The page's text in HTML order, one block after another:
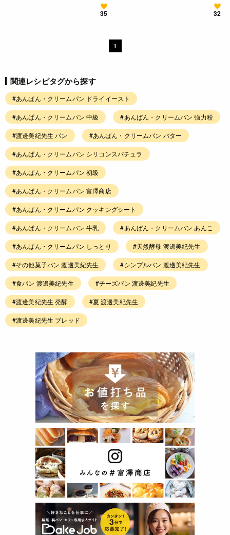
35 32
1
関連レシピタグから探す
#あんぱん・クリームパン ドライイースト
#あんぱん・クリームパン 中級 #あんぱん・クリームパン 強力粉
#渡邊美紀先生 パン #あんぱん・クリームパン バター
#あんぱん・クリームパン シリコンスパチュラ
#あんぱん・クリームパン 初級
#あんぱん・クリームパン 富澤商店
#あんぱん・クリームパン クッキングシート
#あんぱん・クリームパン 牛乳 #あんぱん・クリームパン あんこ
#あんぱん・クリームパン しっとり #天然酵母 渡邊美紀先生
#その他菓子パン 渡邊美紀先生 #シンプルパン 渡邊美紀先生
#食パン 渡邊美紀先生 #チーズパン 渡邊美紀先生
#渡邊美紀先生 発酵 #夏 渡邊美紀先生
#渡邊美紀先生 ブレッド